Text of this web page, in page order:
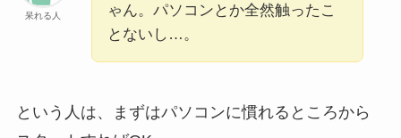
呆れる人
ゃん。パソコンとか全然触ったこ
とないし…。
という人は、まずはパソコンに慣れるところから